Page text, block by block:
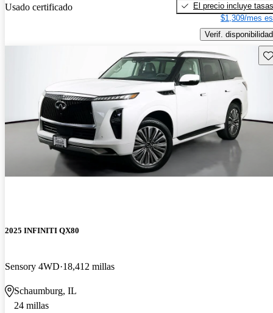
Usado certificado
El precio incluye tasas
$1,309/mes
Verif. disponibilidad
2025 INFINITI QX80
Sensory 4WD 18,412 millas
Schaumburg, IL
24 millas